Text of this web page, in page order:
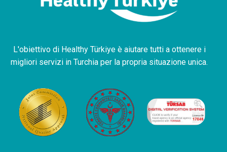
L'obiettivo di Healthy Türkiye è aiutare tutti a ottenere i
migliori servizi in Turchia per la propria situazione unica.